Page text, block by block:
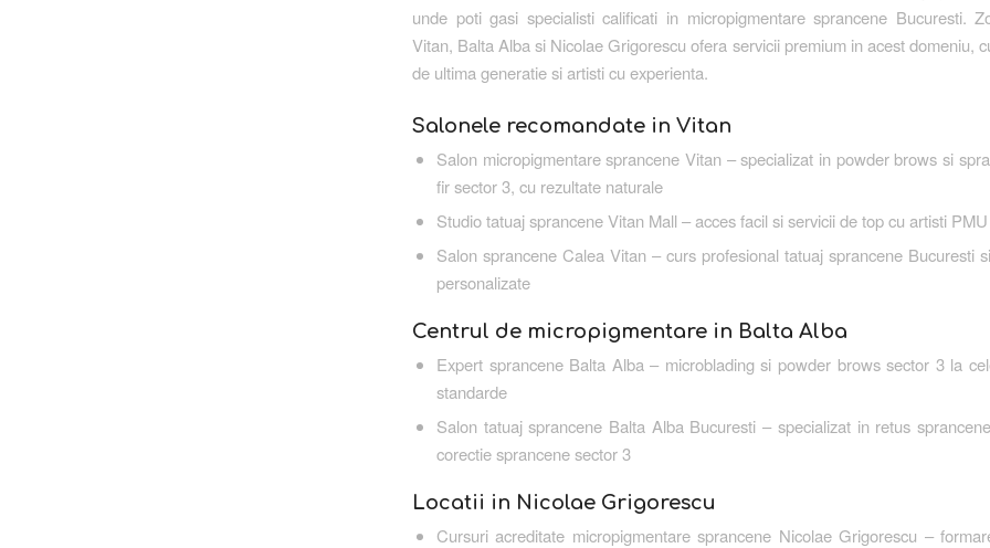
unde poti gasi specialisti calificati in micropigmentare sprancene Bucuresti.
Vitan, Balta Alba si Nicolae Grigorescu ofera servicii premium in acest domeniu,
de ultima generatie si artisti cu experienta.
Salonele recomandate in Vitan
Salon micropigmentare sprancene Vitan – specializat in powder brows si
fir sector 3, cu rezultate naturale
Studio tatuaj sprancene Vitan Mall – acces facil si servicii de top cu artisti
Salon sprancene Calea Vitan – curs profesional tatuaj sprancene Bucuresti
personalizate
Centrul de micropigmentare in Balta Alba
Expert sprancene Balta Alba – microblading si powder brows sector 3 la
standarde
Salon tatuaj sprancene Balta Alba Bucuresti – specializat in retus
corectie sprancene sector 3
Locatii in Nicolae Grigorescu
Cursuri acreditate micropigmentare sprancene Nicolae Grigorescu –